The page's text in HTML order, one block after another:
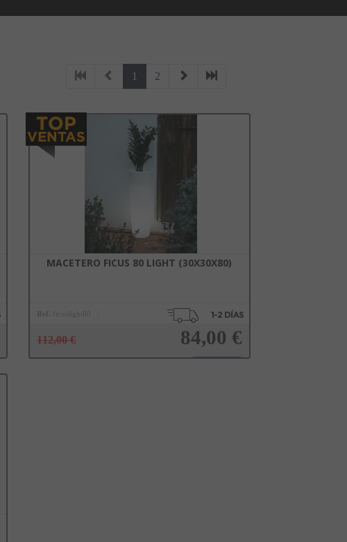
1 2
MACETERO FICUS 80 LIGHT (30X30X80)
Ref. ficuslight80
112,00 € 84,00 €
Subscríbete a nuestra newsletter y
Correo*
Al unirte expresas tu consentimiento para recibir comunicaciones comerciales de IBERGADA. Puedes
cualquier momento. Consulta nuestra Política de Privacidad para más información.